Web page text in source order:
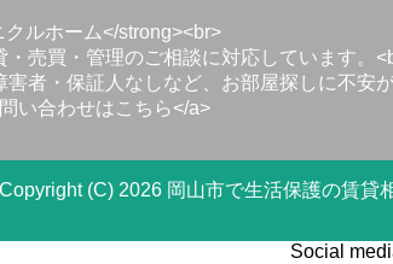
ルホーム</strong><br>
・売買・管理のご相談に対応しています。
害者・保証人なしなど、お部屋探しに不安
い合わせはこちら</a>
Copyright (C) 2026 岡山市で生活保護の賃貸
Social